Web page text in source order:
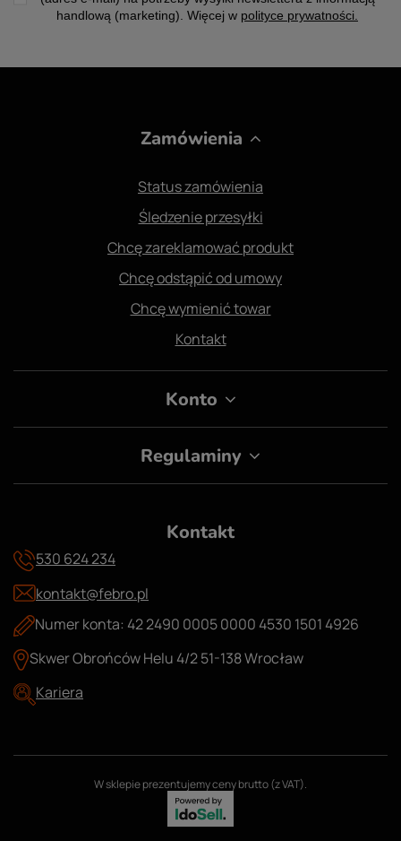
handlową (marketing). Więcej w polityce prywatności.
Zamówienia
Status zamówienia
Śledzenie przesyłki
Chcę zareklamować produkt
Chcę odstąpić od umowy
Chcę wymienić towar
Kontakt
Konto
Regulaminy
Kontakt
530 624 234
kontakt@febro.pl
Numer konta: 42 2490 0005 0000 4530 1501 4926
Skwer Obrońców Helu 4/2 51-138 Wrocław
Kariera
W sklepie prezentujemy ceny brutto (z VAT).